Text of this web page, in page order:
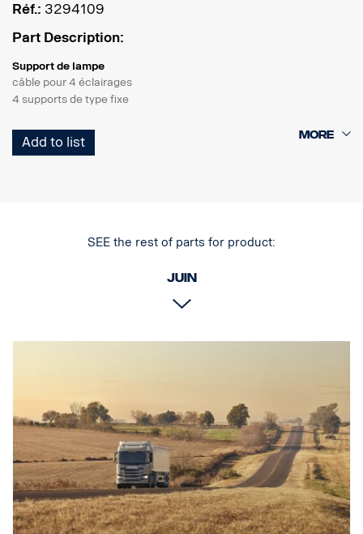
Réf.: 3294109
Part Description:
Support de lampe
câble pour 4 éclairages
4 supports de type fixe
Produit
Matériau AISI304
Nombre de points de pose de l'éclairage tk 4 supports de type fixe
Add to list
SEE the rest of parts for product:
Juin